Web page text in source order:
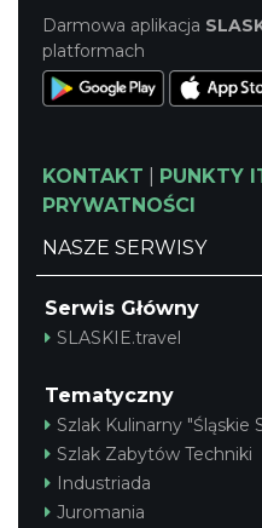
Darmowa aplikacja
platformach
KONTAKT PUNKTY
PRYWATNOŚCI
NASZE SERWISY
Serwis Główny
SLASKIE.travel
Tematyczny
Szlak Kulinarny "Śląskie
Szlak Zabytów Techniki
Industriada
Juromania